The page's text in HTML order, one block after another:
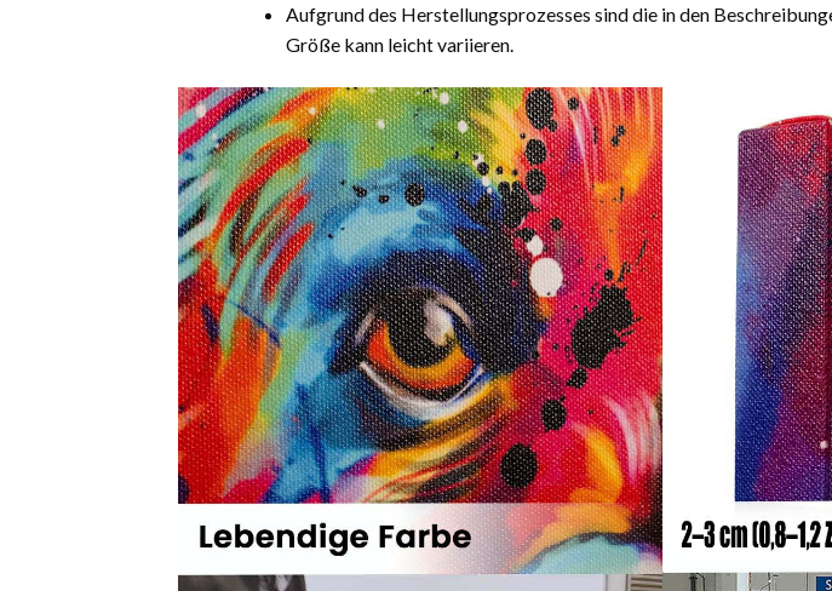
Aufgrund des Herstellungsprozesses sind die in den
Größe kann leicht variieren.